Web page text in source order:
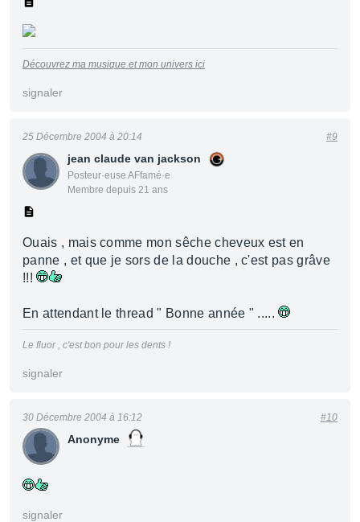
Découvrez ma musique et mon univers ici
signaler
jean claude van jackson
Posteur·euse AFfamé·e
Membre depuis 21 ans
25 Décembre 2004 à 20:14 #9
Ouais , mais comme mon sêche cheveux est en
panne , et que je sors de la douche , c'est pas grâve
!!!
En attendant le thread " Bonne année " .....
Le fluor , c'est bon pour les dents !
signaler
Anonyme
30 Décembre 2004 à 16:12 #10
signaler